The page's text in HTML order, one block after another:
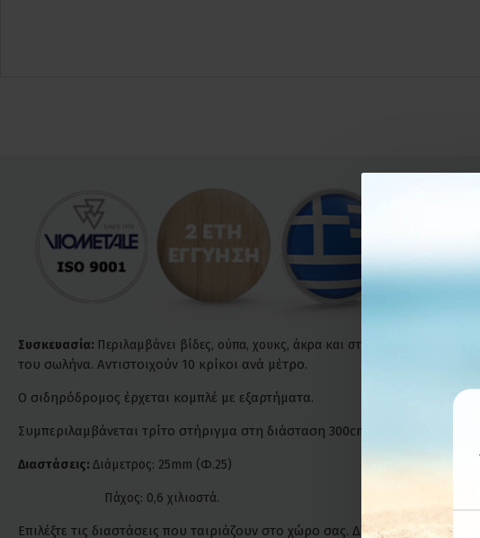
Συσκευασία: Περιλαμβάνει βίδες, ούπα, χουκς, άκρα και στηρίγματα χρυσά ματ
του σωλήνα. Αντιστοιχούν 10 κρίκοι ανά μέτρο.
Ο σιδηρόδρομος έρχεται κομπλέ με εξαρτήματα.
Συμπεριλαμβάνεται τρίτο στήριγμα στη διάσταση 300cm.
Διαστάσεις: Διάμετρος: 25mm (Φ.25)
Πάχος: 0,6 χιλιοστά.
Επιλέξτε τις διαστάσεις που ταιριάζουν στο χώρο σας. Δυνατότητα